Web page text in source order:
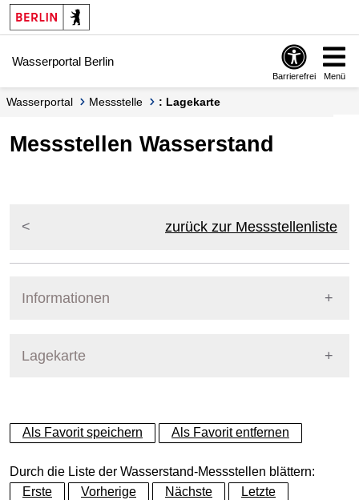
Springe zur Navigation
Springe zum Inhalt
Wasserportal Berlin
Barrierefrei Menü
Wasserportal Messstelle : Lagekarte
Messstellen Wasserstand
zurück zur Messstellenliste
Informationen
Lagekarte
+
−
Als Favorit speichern Als Favorit entfernen
Durch die Liste der Wasserstand-Messstellen blättern:
Erste
Vorherige Nächste Letzte